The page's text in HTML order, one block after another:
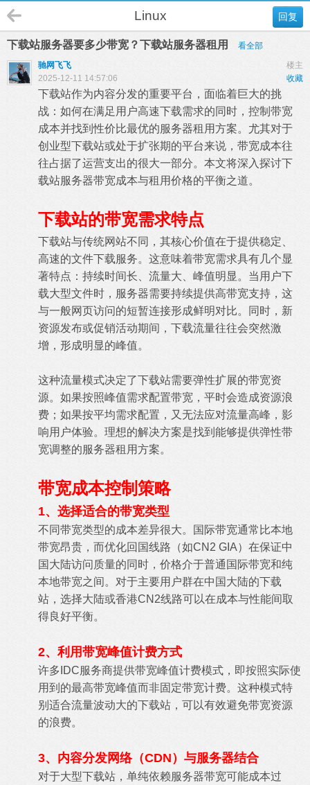
回复
Linux
下载站服务器要多少带宽？下载站服务器租用
看全部
楼主
驰网飞飞
收藏
2025-12-11 14:57:06
下载站作为内容分发的重要平台，面临着巨大的挑
战：如何在满足用户高速下载需求的同时，控制带宽
成本并找到性价比最优的服务器租用方案。尤其对于
创业型下载站或处于扩张期的平台来说，带宽成本往
往占据了运营支出的很大一部分。本文将深入探讨下
载站服务器带宽成本与租用价格的平衡之道。
下载站的带宽需求特点
下载站与传统网站不同，其核心价值在于提供稳定、
高速的文件下载服务。这意味着带宽需求具有几个显
著特点：持续时间长、流量大、峰值明显。当用户下
载大型文件时，服务器需要持续提供高带宽支持，这
与一般网页访问的短暂连接形成鲜明对比。同时，新
资源发布或促销活动期间，下载流量往往会突然激
增，形成明显的峰值。
这种流量模式决定了下载站需要弹性扩展的带宽资
源。如果按照峰值需求配置带宽，平时会造成资源浪
费；如果按平均需求配置，又无法应对流量高峰，影
响用户体验。理想的解决方案是找到能够提供弹性带
宽调整的服务器租用方案。
带宽成本控制策略
1、选择适合的带宽类型
不同带宽类型的成本差异很大。国际带宽通常比本地
带宽昂贵，而优化回国线路（如CN2 GIA）在保证中
国大陆访问质量的同时，价格介于普通国际带宽和纯
本地带宽之间。对于主要用户群在中国大陆的下载
站，选择大陆或香港CN2线路可以在成本与性能间取
得良好平衡。
2、利用带宽峰值计费方式
许多IDC服务商提供带宽峰值计费模式，即按照实际使
用到的最高带宽峰值而非固定带宽计费。这种模式特
别适合流量波动大的下载站，可以有效避免带宽资源
的浪费。
3、内容分发网络（CDN）与服务器结合
对于大型下载站，单纯依赖服务器带宽可能成本过